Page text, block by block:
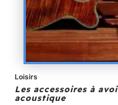
Loisirs
Les accessoires à
acoustique